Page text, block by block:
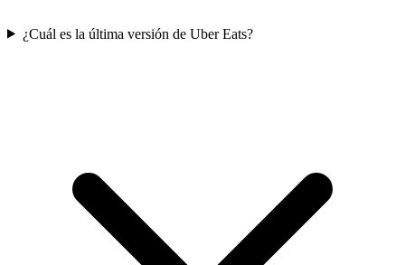
¿Cuál es la última versión de Uber Eats?